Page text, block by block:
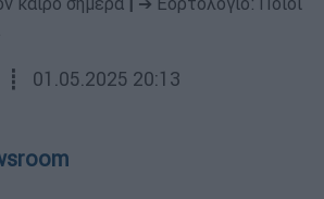
┋ 01.05.2025 20:13